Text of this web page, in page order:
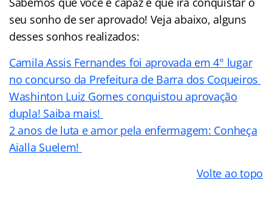
seu sonho de ser aprovado! Veja abaixo, alguns
desses sonhos realizados:
Camila Assis Fernandes foi aprovada em 4° lugar
no concurso da Prefeitura de Barra dos Coqueiros
Washinton Luiz Gomes conquistou aprovação
dupla! Saiba mais!
2 anos de luta e amor pela enfermagem: Conheça
Aialla Suelem!
Volte ao topo